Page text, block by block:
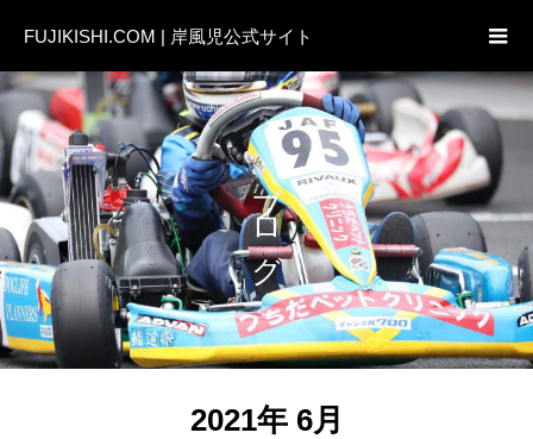
FUJIKISHI.COM | 岸風児公式サイト
ブログ
2021年 6月